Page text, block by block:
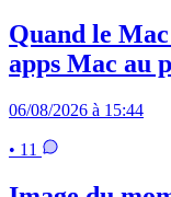
Quand le
apps Mac au
06/08/2026 à 15:44
• 11